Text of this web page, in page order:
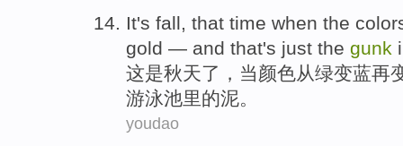
It's fall, that time when the
gold — and that's just the gunk
这是秋天了 ， 当颜色从绿变蓝再
游泳池里的泥。
youdao